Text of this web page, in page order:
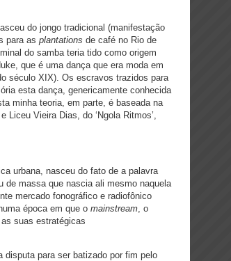
do jongo tradicional (manifestação
para as plantations de café no Rio de
do samba teria tido como origem
que é uma dança que era moda em
século XIX). Os escravos trazidos para
esta dança, genericamente conhecida
minha teoria, em parte, é baseada na
Vieira Dias, do ‘Ngola Ritmos’,
urbana, nasceu do fato de a palavra
de massa que nascia ali mesmo naquela
mercado fonográfico e radiofônico
época em que o mainstream, o
suas estratégicas
disputa para ser batizado por fim pelo